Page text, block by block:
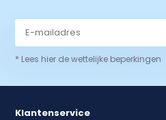
* Lees hier de wettelijke beperkingen
Klantenservice